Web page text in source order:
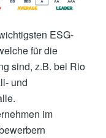
ESG-
für die
sind, z.B. bei Rio
und
im